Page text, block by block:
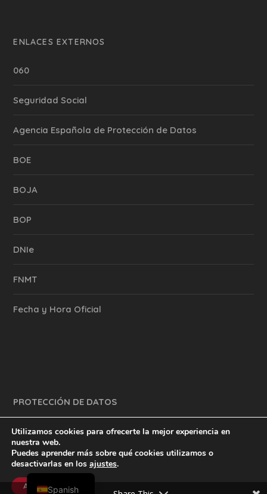
ENLACES EXTERNOS
060
Seguridad Social
Agencia Española de Protección de Datos
BOE
BOJA
BOP
DNIe
FNMT
Fecha y Hora Oficial
PROTECCIÓN DE DATOS
inventtatte es Marketing Online Sevilla
Utilizamos cookies para ofrecerte la mejor experiencia en
nuestra web.
Puedes aprender más sobre qué cookies utilizamos o
desactivarlas en los ajustes.
AceptarSpanish
English